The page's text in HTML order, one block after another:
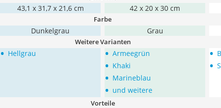
‎43,1 x 31,7 x 21,6 cm 42 x 20 x 30 cm
Farbe
Dunkelgrau Grau
Weitere Varianten
• Hellgrau • Armeegrün
• Khaki
• Marineblau
• und weitere
•
•
Vorteile